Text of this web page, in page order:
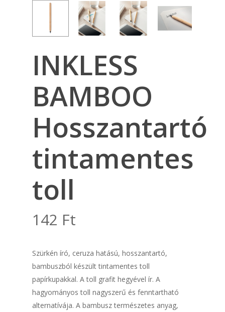
INKLESS
BAMBOO
Hosszantartó
tintamentes
toll
142 Ft
Szürkén író, ceruza hatású, hosszantartó,
bambuszból készült tintamentes toll
papírkupakkal. A toll grafit hegyével ír. A
hagyományos toll nagyszerű és fenntartható
alternatívája. A bambusz természetes anyag,